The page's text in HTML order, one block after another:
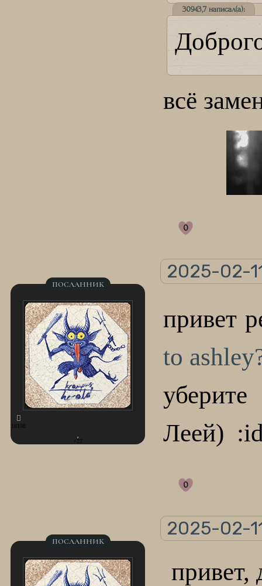
30943,7 написал(а):
всё
0
2025-02-
ПОСЛАННИК
16108
+27
привет
to
Леей)
0
2025-02-
ПОСЛАННИК
привет,